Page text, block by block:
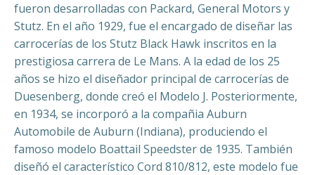
fueron desarrolladas con Packard, General Motors y
Stutz. En el año 1929, fue el encargado de diseñar las
carrocerías de los Stutz Black Hawk inscritos en la
prestigiosa carrera de Le Mans. A la edad de los 25
años se hizo el diseñador principal de carrocerías de
Duesenberg, donde creó el Modelo J. Posteriormente,
en 1934, se incorporó a la compañia Auburn
Automobile de Auburn (Indiana), produciendo el
famoso modelo Boattail Speedster de 1935. También
diseñó el característico Cord 810/812, este modelo fue